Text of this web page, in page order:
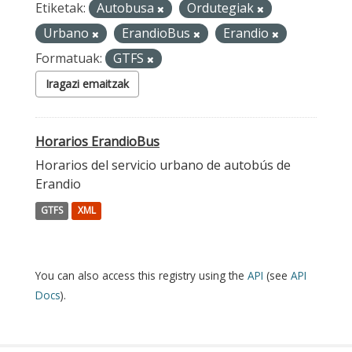
Etiketak: Autobusa
Ordutegiak
Urbano
ErandioBus
Erandio
Formatuak:
GTFS
Iragazi emaitzak
Horarios ErandioBus
Horarios del servicio urbano de autobús de
Erandio
GTFS XML
You can also access this registry using the API (see API
Docs).